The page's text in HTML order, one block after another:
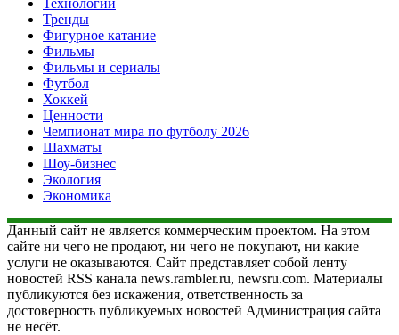
Технологии
Тренды
Фигурное катание
Фильмы
Фильмы и сериалы
Футбол
Хоккей
Ценности
Чемпионат мира по футболу 2026
Шахматы
Шоу-бизнес
Экология
Экономика
Данный сайт не является коммерческим проектом. На этом
сайте ни чего не продают, ни чего не покупают, ни какие
услуги не оказываются. Сайт представляет собой ленту
новостей RSS канала news.rambler.ru, newsru.com. Материалы
публикуются без искажения, ответственность за
достоверность публикуемых новостей Администрация сайта
не несёт.